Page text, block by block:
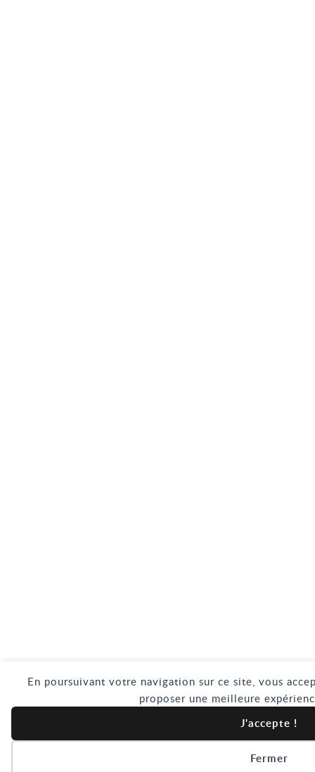
En poursuivant votre navigation sur ce site, vous
proposer une meilleure
J'accepte !
Fermer